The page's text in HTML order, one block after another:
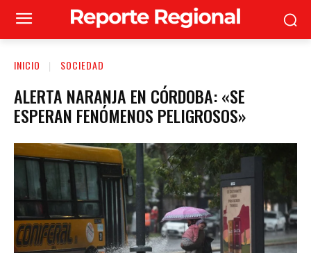
INICIO SOCIEDAD
ALERTA NARANJA EN CÓRDOBA: «SE
ESPERAN FENÓMENOS PELIGROSOS»